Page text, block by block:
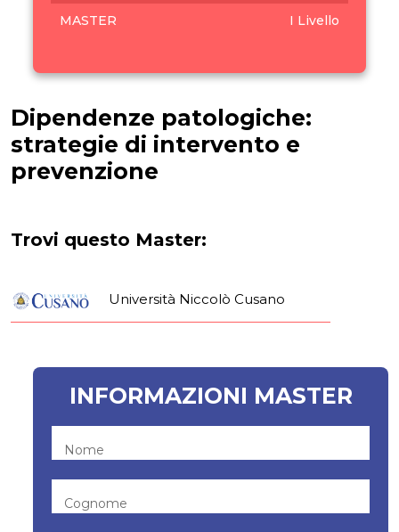
MASTER I Livello
Dipendenze patologiche:
strategie di intervento e
prevenzione
Trovi questo Master:
Università Niccolò Cusano
INFORMAZIONI MASTER
Nome
Cognome